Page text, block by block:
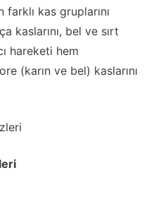
kas gruplarını
kaslarını, bel ve sırt
hareketi hem
(karın ve bel) kaslarını